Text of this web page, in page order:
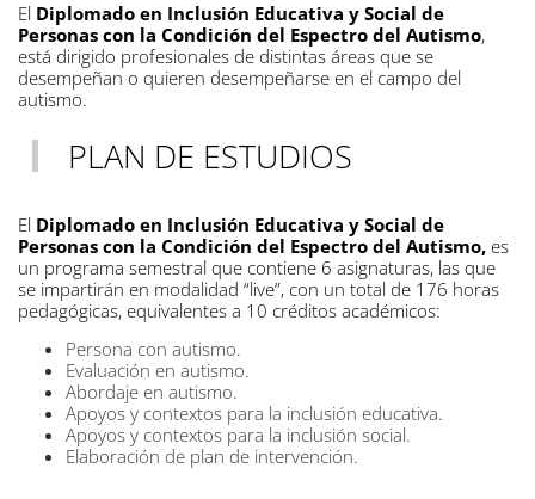
El Diplomado en Inclusión Educativa y Social de
Personas con la Condición del Espectro del Autismo,
está dirigido profesionales de distintas áreas que se
desempeñan o quieren desempeñarse en el campo del
autismo.
PLAN DE ESTUDIOS
El Diplomado en Inclusión Educativa y Social de
Personas con la Condición del Espectro del Autismo, es
un programa semestral que contiene 6 asignaturas, las que
se impartirán en modalidad “live”, con un total de 176 horas
pedagógicas, equivalentes a 10 créditos académicos:
Persona con autismo.
Evaluación en autismo.
Abordaje en autismo.
Apoyos y contextos para la inclusión educativa.
Apoyos y contextos para la inclusión social.
Elaboración de plan de intervención.